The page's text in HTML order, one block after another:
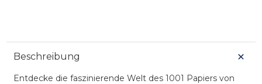
Beschreibung
Entdecke die faszinierende Welt des 1001 Papiers von